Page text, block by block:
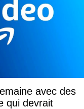
avec des
qui devrait